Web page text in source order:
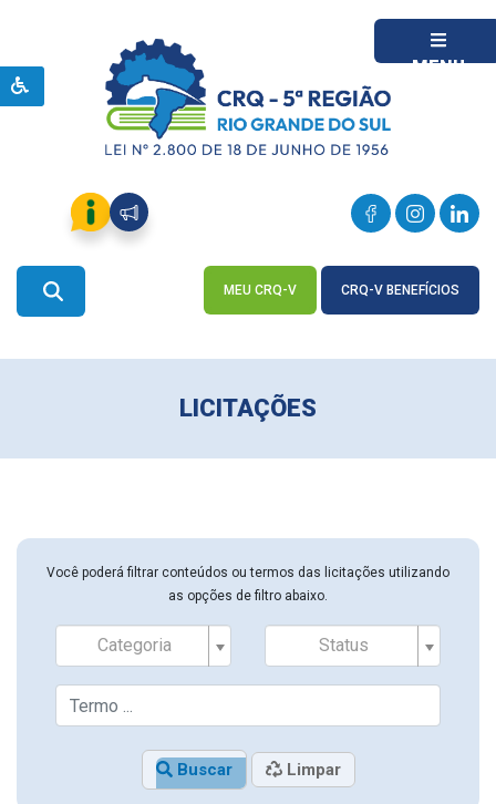
MENU
MEU CRQ-V CRQ-V BENEFÍCIOS
LICITAÇÕES
Você poderá filtrar conteúdos ou termos das licitações utilizando
as opções de filtro abaixo.
Categoria Status
Buscar Limpar